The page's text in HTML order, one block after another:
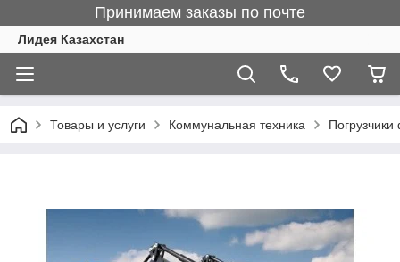
Принимаем заказы по почте
Лидея Казахстан
Товары и услуги Коммунальная техника